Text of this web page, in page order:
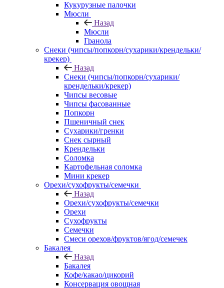
Кукурузные палочки
Мюсли
Назад
Мюсли
Гранола
Снеки (чипсы/попкорн/сухарики/крендельки/
крекер)
Назад
Снеки (чипсы/попкорн/сухарики/
крендельки/крекер)
Чипсы весовые
Чипсы фасованные
Попкорн
Пшеничный снек
Сухарики/гренки
Снек сырный
Крендельки
Соломка
Картофельная соломка
Мини крекер
Орехи/сухофрукты/семечки
Назад
Орехи/сухофрукты/семечки
Орехи
Сухофрукты
Семечки
Смеси орехов/фруктов/ягод/семечек
Бакалея
Назад
Бакалея
Кофе/какао/цикорий
Консервация овощная